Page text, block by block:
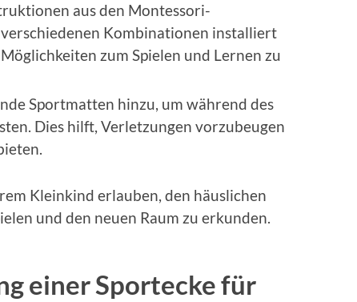
aus den Montessori-
Kombinationen installiert
zum Spielen und Lernen zu
Sportmatten hinzu, um während des
Dies hilft, Verletzungen vorzubeugen
Kleinkind erlauben, den häuslichen
und den neuen Raum zu erkunden.
einer Sportecke für